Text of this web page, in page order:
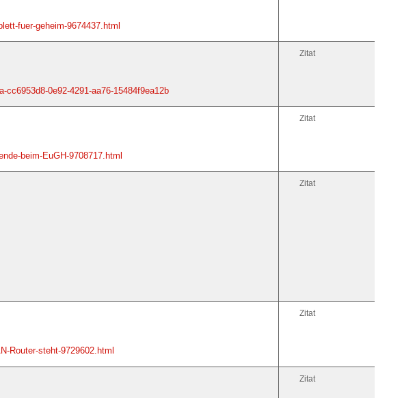
fuer-geheim-9674437.html
Zitat
0e92-4291-aa76-15484f9ea12b
Zitat
beim-EuGH-9708717.html
Zitat
Zitat
Router-steht-9729602.html
Zitat